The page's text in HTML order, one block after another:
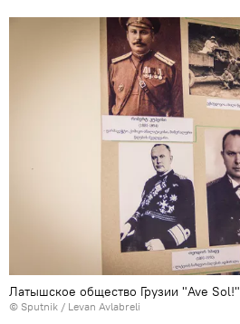
Латышское общество Грузии "Ave Sol!"
© Sputnik / Levan Avlabreli